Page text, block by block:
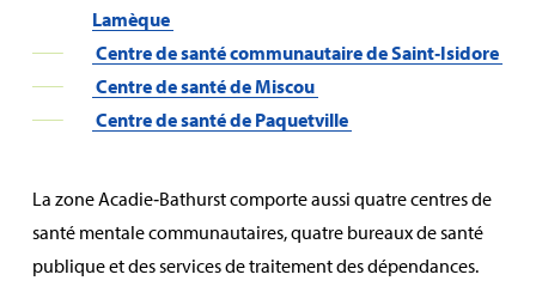
Lamèque
Centre de santé communautaire de Saint‑Isidore
Centre de santé de Miscou
Centre de santé de Paquetville
La zone Acadie‑Bathurst comporte aussi quatre centres de
santé mentale communautaires, quatre bureaux de santé
publique et des services de traitement des dépendances.